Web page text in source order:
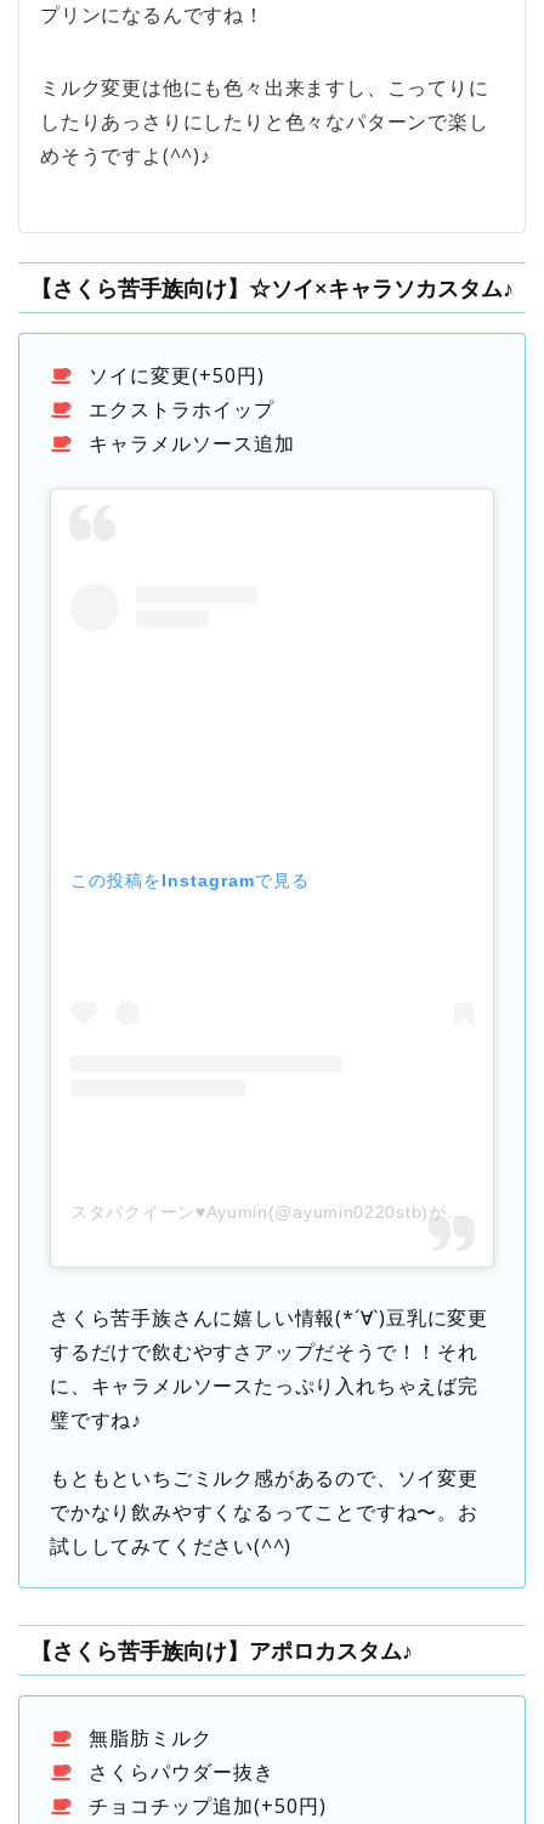
プリンになるんですね！
ミルク変更は他にも色々出来ますし、こってりに
したりあっさりにしたりと色々なパターンで楽し
めそうですよ(^^)♪
【さくら苦手族向け】☆ソイ×キャラソカスタム♪
ソイに変更(+50円)
エクストラホイップ
キャラメルソース追加
この投稿をInstagramで見る
さくら苦手族さんに嬉しい情報(*´∀`)豆乳に変更
するだけで飲むやすさアップだそうで！！それ
に、キャラメルソースたっぷり入れちゃえば完
璧ですね♪
もともといちごミルク感があるので、ソイ変更
でかなり飲みやすくなるってことですね〜。お
試ししてみてください(^^)
【さくら苦手族向け】アポロカスタム♪
無脂肪ミルク
さくらパウダー抜き
チョコチップ追加(+50円)